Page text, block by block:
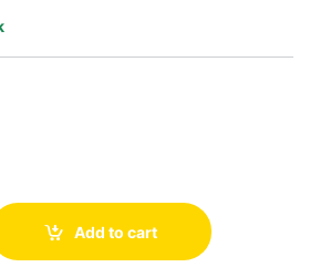
Add to cart